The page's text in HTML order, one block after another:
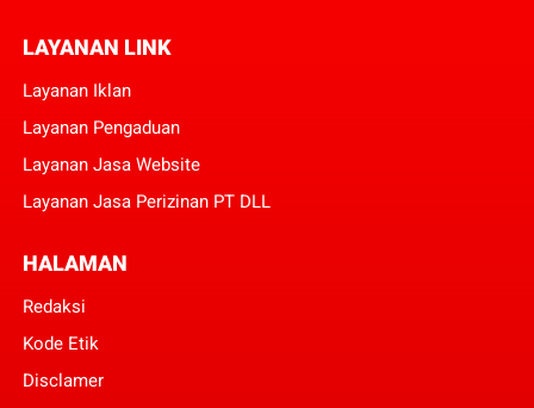
LAYANAN LINK
Layanan Iklan
Layanan Pengaduan
Layanan Jasa Website
Layanan Jasa Perizinan PT DLL
HALAMAN
Redaksi
Kode Etik
Disclamer